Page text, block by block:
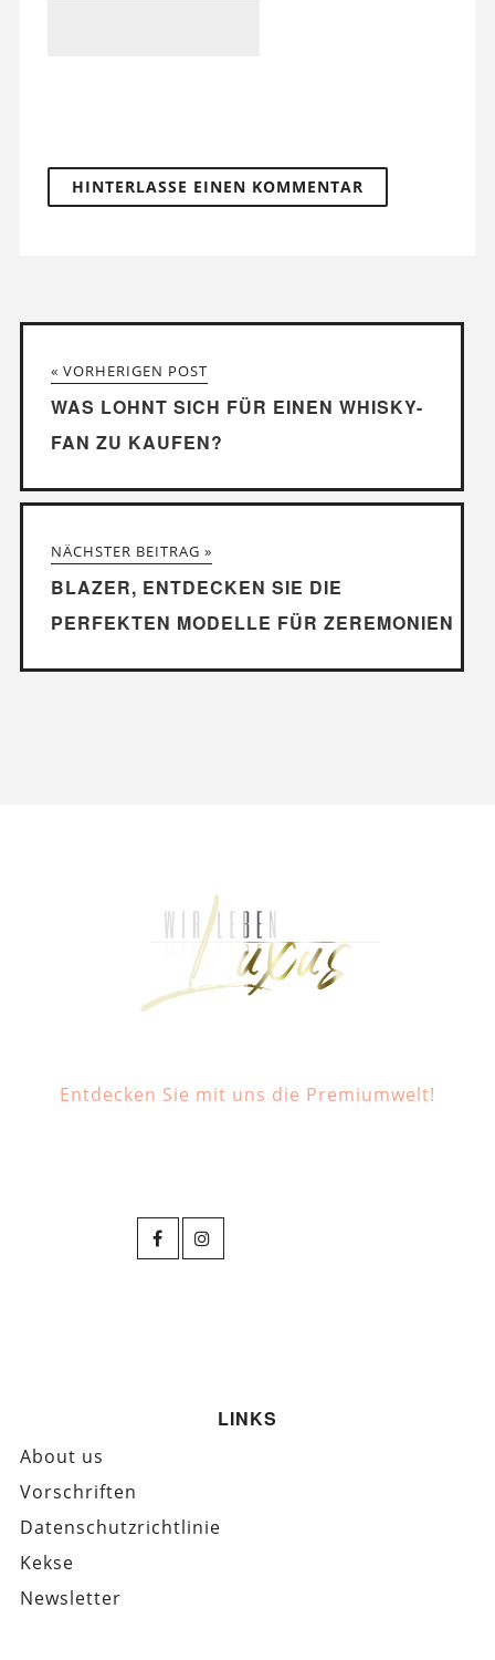
« VORHERIGEN POST
WAS LOHNT SICH FÜR EINEN WHISKY-
FAN ZU KAUFEN?
NÄCHSTER BEITRAG »
BLAZER, ENTDECKEN SIE DIE
PERFEKTEN MODELLE FÜR ZEREMONIEN
Entdecken Sie mit uns die Premiumwelt!
LINKS
About us
Vorschriften
Datenschutzrichtlinie
Kekse
Newsletter